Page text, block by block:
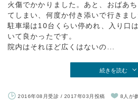
火傷でかかりました。あと、おばあ
てしまい、何度か付き添いで行きまし
駐車場は10台くらい停めれ、入り口
いて良かったです。
院内はそれほど広くはないの...
続きを読む
2016年08月受診 / 2017年03月投稿 8人が